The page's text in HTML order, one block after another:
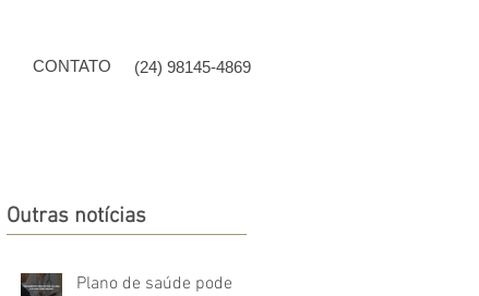
CONTATO (24) 98145-4869
Outras notícias
Plano de saúde pode